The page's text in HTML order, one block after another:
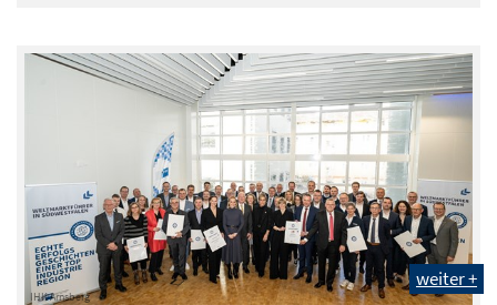
IHK Arnsberg
weiter +